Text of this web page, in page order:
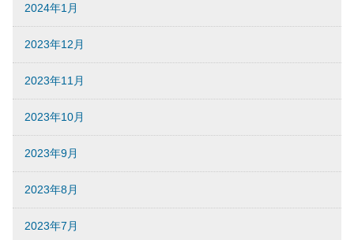
2024年1月
2023年12月
2023年11月
2023年10月
2023年9月
2023年8月
2023年7月